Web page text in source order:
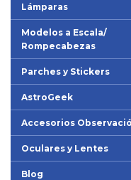
Lámparas
Modelos a Escala/
Rompecabezas
Parches y Stickers
AstroGeek
Accesorios
Oculares y Lentes
Blog